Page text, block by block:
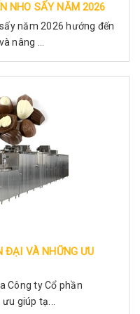
NHO SẤY NĂM 2026
năm 2026 hướng đến
nâng ...
ĐẠI VÀ NHỮNG ƯU
Công ty Cổ phần
giúp tạ...